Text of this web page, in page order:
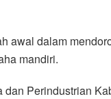
awal dalam
mandiri.
Perindustrian